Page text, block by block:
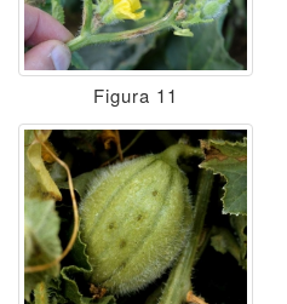
Figura 11